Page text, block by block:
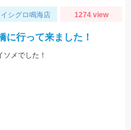
イシグロ鳴海店 1274 view
行って来ました！
メでした！